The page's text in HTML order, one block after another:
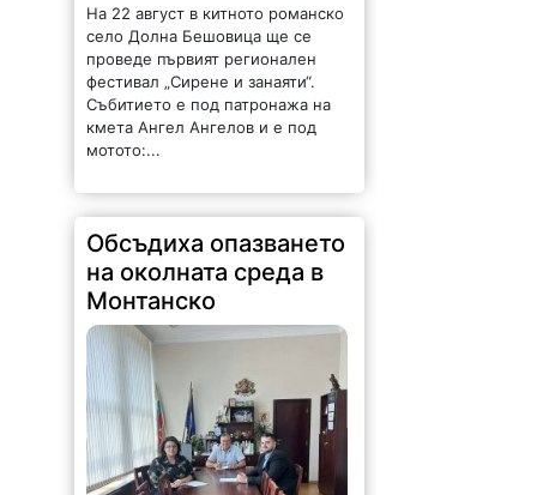
На 22 август в китното романско
село Долна Бешовица ще се
проведе първият регионален
фестивал „Сирене и занаяти“.
Събитието е под патронажа на
кмета Ангел Ангелов и е под
мотото:...
Обсъдиха опазването
на околната среда в
Монтанско